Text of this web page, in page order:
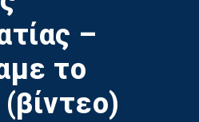
–
το